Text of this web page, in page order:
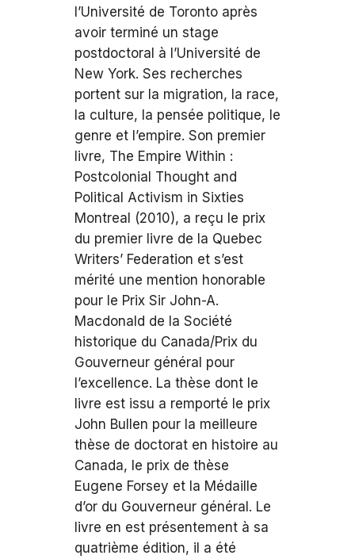
l’Université de Toronto après
avoir terminé un stage
postdoctoral à l’Université de
New York. Ses recherches
portent sur la migration, la race,
la culture, la pensée politique, le
genre et l’empire. Son premier
livre, The Empire Within :
Postcolonial Thought and
Political Activism in Sixties
Montreal (2010), a reçu le prix
du premier livre de la Quebec
Writers’ Federation et s’est
mérité une mention honorable
pour le Prix Sir John-A.
Macdonald de la Société
historique du Canada/Prix du
Gouverneur général pour
l’excellence. La thèse dont le
livre est issu a remporté le prix
John Bullen pour la meilleure
thèse de doctorat en histoire au
Canada, le prix de thèse
Eugene Forsey et la Médaille
d’or du Gouverneur général. Le
livre en est présentement à sa
quatrième édition, il a été